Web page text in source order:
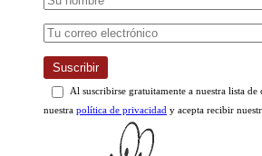
Al suscribirse gratuitamente a nuestra lista de
nuestrapolítica de privacidady acepta recibir